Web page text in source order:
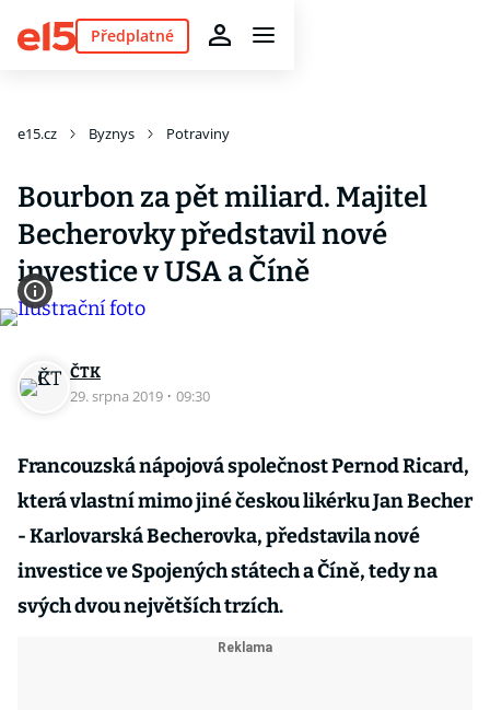
Předplatné
e15.cz Byznys Potraviny
Bourbon za pět miliard. Majitel
Becherovky představil nové
investice v USA a Číně
ČTK
29. srpna 2019 · 09:30
Francouzská nápojová společnost Pernod Ricard,
která vlastní mimo jiné českou likérku Jan Becher
- Karlovarská Becherovka, představila nové
investice ve Spojených státech a Číně, tedy na
svých dvou největších trzích.